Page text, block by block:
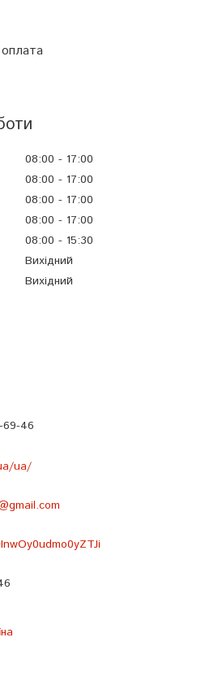
08:00
17:00
08:00
17:00
08:00
17:00
08:00
17:00
08:00
15:30
Вихідний
Вихідний
46
ua/